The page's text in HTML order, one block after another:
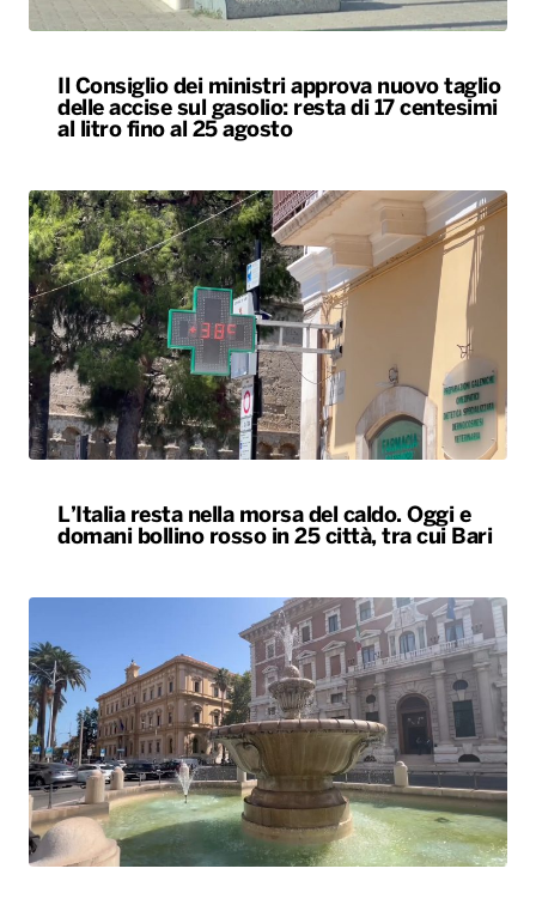
Il Consiglio dei ministri approva nuovo taglio
delle accise sul gasolio: resta di 17 centesimi
al litro fino al 25 agosto
L’Italia resta nella morsa del caldo. Oggi e
domani bollino rosso in 25 città, tra cui Bari